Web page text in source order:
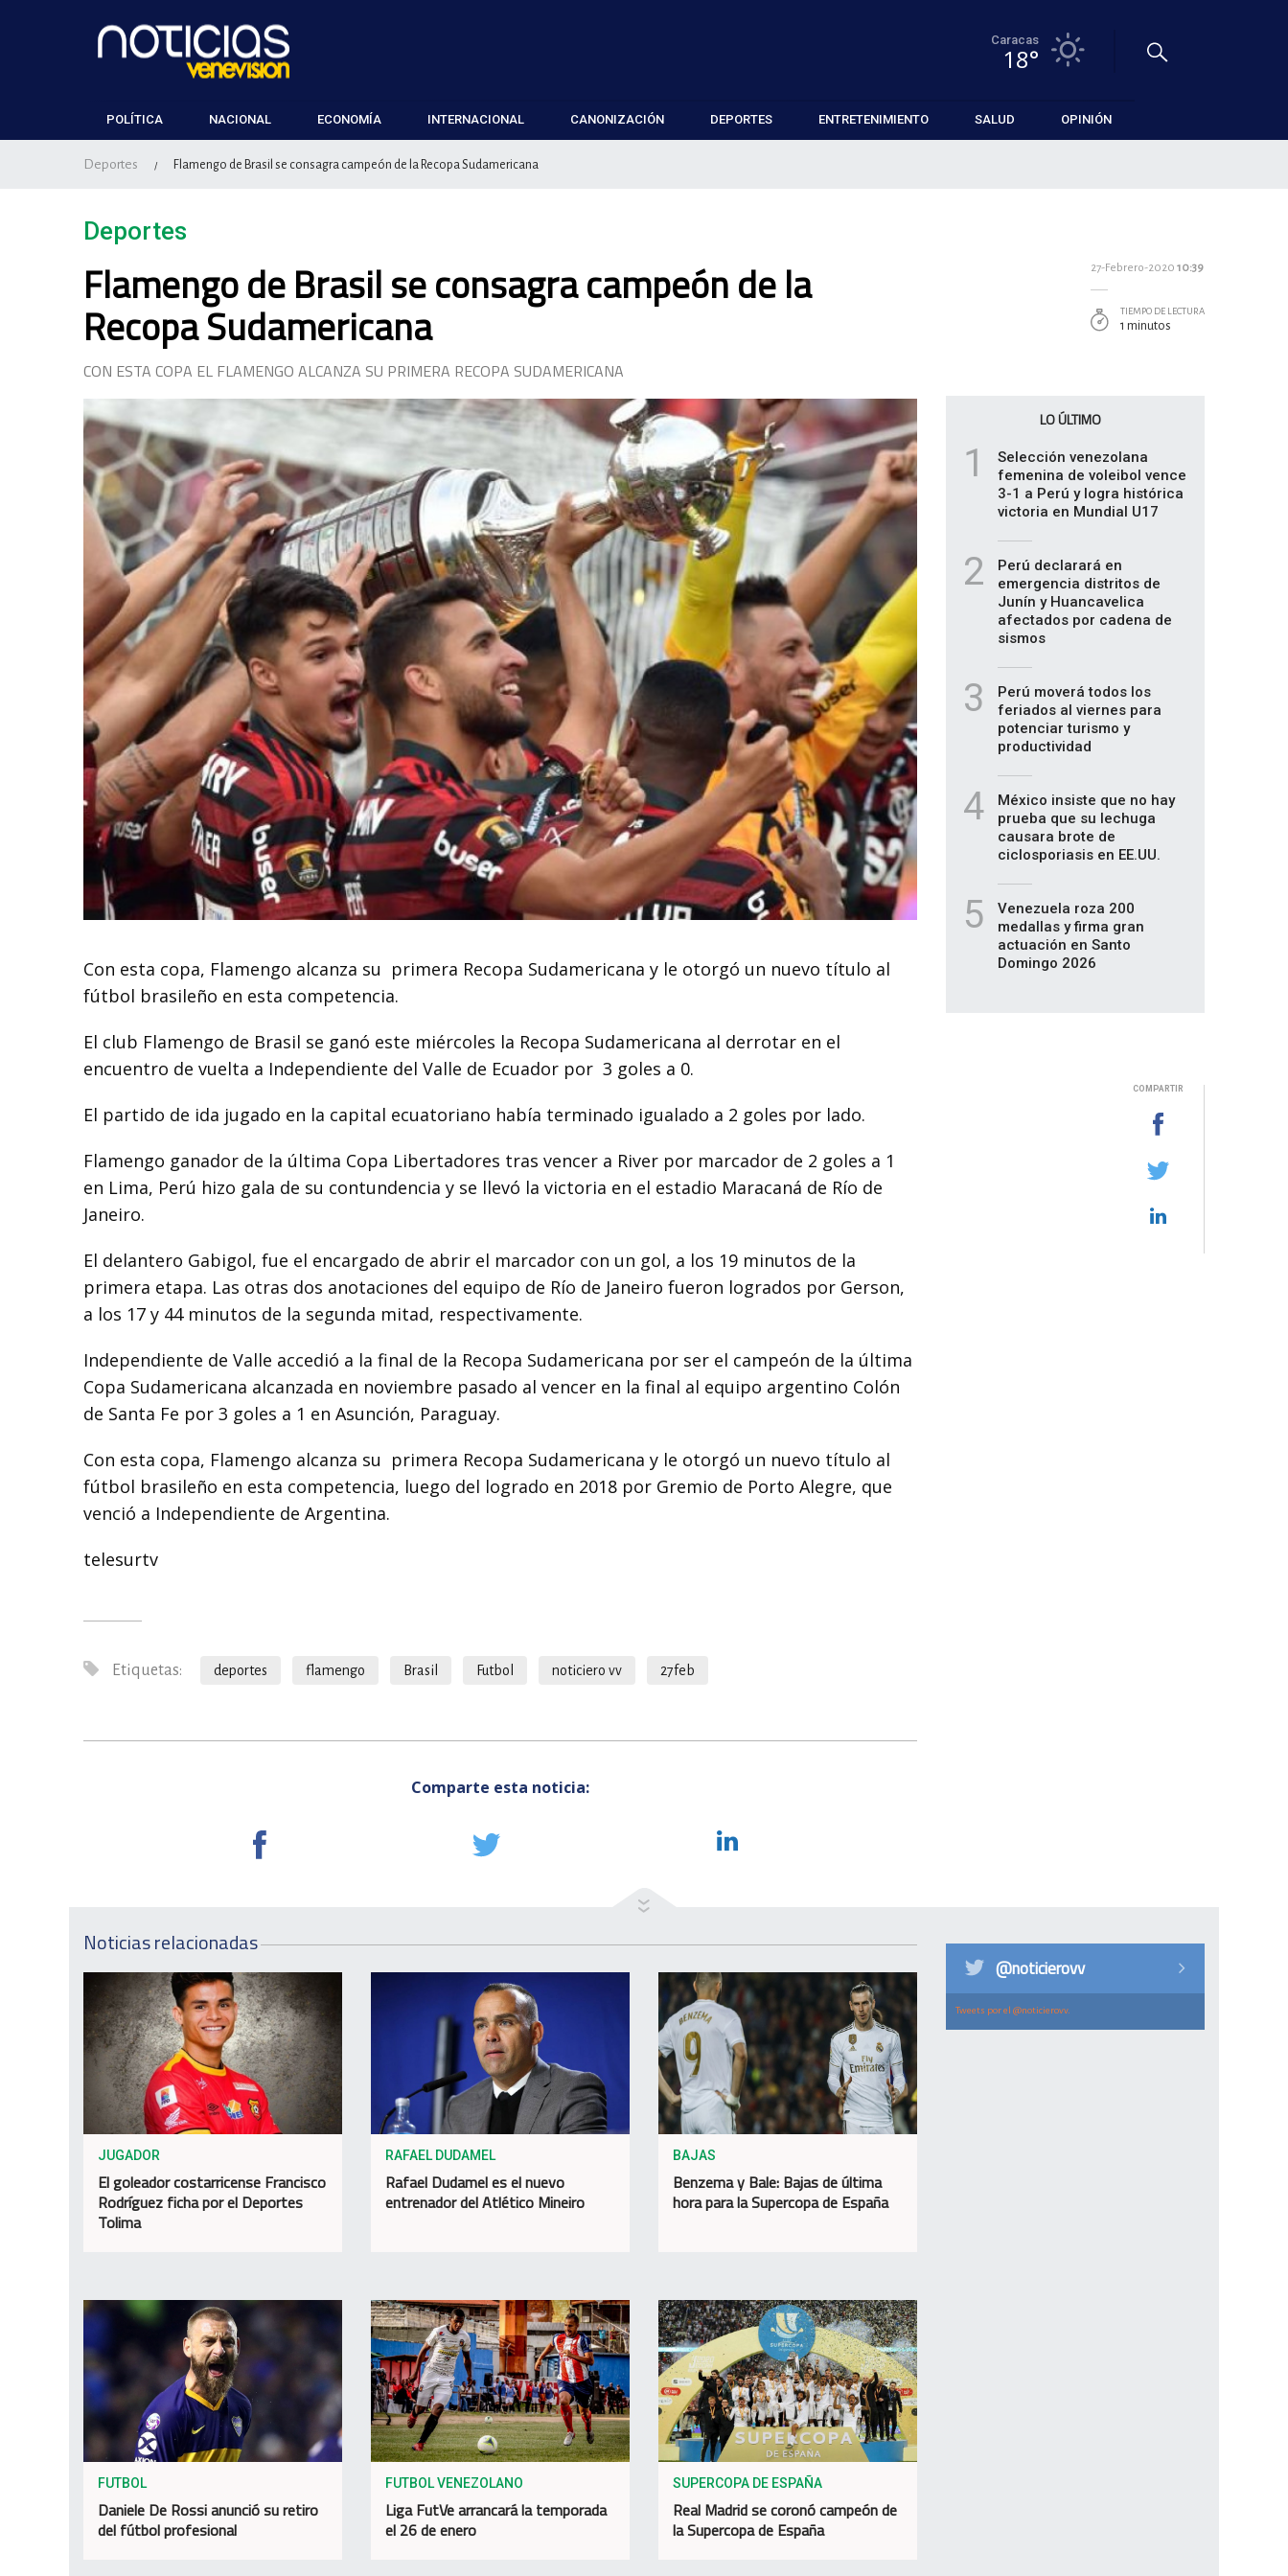
Caracas
18°
POLÍTICA NACIONAL ECONOMÍA INTERNACIONAL CANONIZACIÓN DEPORTES ENTRETENIMIENTO SALUD OPINIÓN
Deportes / Flamengo de Brasil se consagra campeón de la Recopa Sudamericana
Deportes
Flamengo de Brasil se consagra campeón de la
Recopa Sudamericana
CON ESTA COPA EL FLAMENGO ALCANZA SU PRIMERA RECOPA SUDAMERICANA
Con esta copa, Flamengo alcanza su primera Recopa Sudamericana y le otorgó un nuevo título al
fútbol brasileño en esta competencia.
El club Flamengo de Brasil se ganó este miércoles la Recopa Sudamericana al derrotar en el
encuentro de vuelta a Independiente del Valle de Ecuador por 3 goles a 0.
El partido de ida jugado en la capital ecuatoriano había terminado igualado a 2 goles por lado.
Flamengo ganador de la última Copa Libertadores tras vencer a River por marcador de 2 goles a 1
en Lima, Perú hizo gala de su contundencia y se llevó la victoria en el estadio Maracaná de Río de
Janeiro.
El delantero Gabigol, fue el encargado de abrir el marcador con un gol, a los 19 minutos de la
primera etapa. Las otras dos anotaciones del equipo de Río de Janeiro fueron logrados por Gerson,
a los 17 y 44 minutos de la segunda mitad, respectivamente.
Independiente de Valle accedió a la final de la Recopa Sudamericana por ser el campeón de la última
Copa Sudamericana alcanzada en noviembre pasado al vencer en la final al equipo argentino Colón
de Santa Fe por 3 goles a 1 en Asunción, Paraguay.
Con esta copa, Flamengo alcanza su primera Recopa Sudamericana y le otorgó un nuevo título al
fútbol brasileño en esta competencia, luego del logrado en 2018 por Gremio de Porto Alegre, que
venció a Independiente de Argentina.
telesurtv
Etiquetas: deportes flamengo Brasil Futbol noticiero vv 27feb
Comparte esta noticia:
27-Febrero-2020 10:39
TIEMPO DE LECTURA
1 minutos
LO ÚLTIMO
1
Selección venezolana
femenina de voleibol vence
3-1 a Perú y logra histórica
victoria en Mundial U17
2
Perú declarará en
emergencia distritos de
Junín y Huancavelica
afectados por cadena de
sismos
3
Perú moverá todos los
feriados al viernes para
potenciar turismo y
productividad
4
México insiste que no hay
prueba que su lechuga
causara brote de
ciclosporiasis en EE.UU.
5
Venezuela roza 200
medallas y firma gran
actuación en Santo
Domingo 2026
COMPARTIR
Noticias relacionadas
JUGADOR
El goleador costarricense Francisco
Rodríguez ficha por el Deportes
Tolima
RAFAEL DUDAMEL
Rafael Dudamel es el nuevo
entrenador del Atlético Mineiro
BAJAS
Benzema y Bale: Bajas de última
hora para la Supercopa de España
FUTBOL
Daniele De Rossi anunció su retiro
del fútbol profesional
FUTBOL VENEZOLANO
Liga FutVe arrancará la temporada
el 26 de enero
SUPERCOPA DE ESPAÑA
Real Madrid se coronó campeón de
la Supercopa de España
@noticierovv
Tweets por el @noticierovv.